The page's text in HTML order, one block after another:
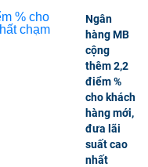
Ngân
hàng MB
cộng
thêm 2,2
điểm %
cho khách
hàng mới,
đưa lãi
suất cao
nhất